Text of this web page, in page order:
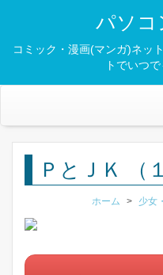
パソコ
コミック・漫画(マンガ)ネッ
トでいつ
ＰとＪＫ （
ホーム > 少女